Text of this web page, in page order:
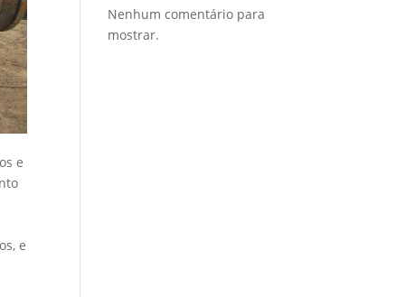
e
e
Nenhum comentário para
mostrar.